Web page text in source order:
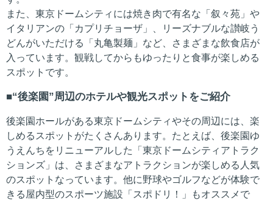
また、東京ドームシティには焼き肉で有名な「叙々苑」や
イタリアンの「カプリチョーザ」、リーズナブルな讃岐う
どんがいただける「丸亀製麺」など、さまざまな飲食店が
入っています。観戦してからもゆったりと食事が楽しめる
スポットです。
“後楽園”周辺のホテルや観光スポットをご紹介
後楽園ホールがある東京ドームシティやその周辺には、楽
しめるスポットがたくさんあります。たとえば、後楽園ゆ
うえんちをリニューアルした「東京ドームシティアトラク
ションズ」は、さまざまなアトラクションが楽しめる人気
のスポットなっています。他に野球やゴルフなどが体験で
きる屋内型のスポーツ施設「スポドリ！」もオススメで